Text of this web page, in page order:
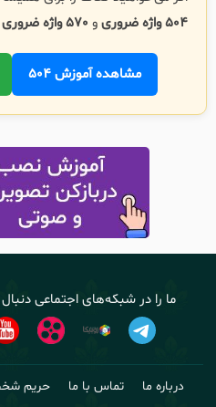
504 واژه ضروری
و 570 واژه ضروری
مشاهده آموزش 504
ما را در شبکه‌های اجتماعی
درباره ما تماس با ما حریم